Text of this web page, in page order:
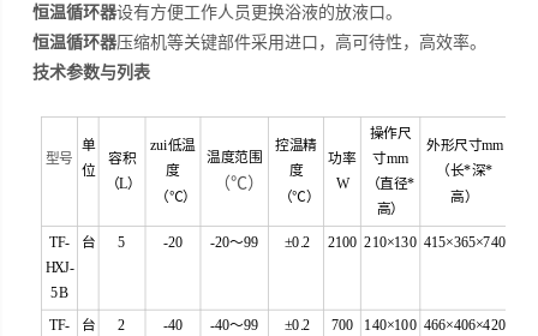
恒温循环器设有方便工作人员更换浴液的放液口。
恒温循环器压缩机等关键部件采用进口，高可待性，高效率。
技术参数与列表
型号
单
位
容积
（L）
zui低温
度
（℃）
温度范围
（℃）
控温精
度
（℃）
功率
W
操作尺
寸mm
（直径*
高）
外形尺寸mm
（长*深*
高）
TF-
HXJ-
5B
台 5 -20 -20～99 ±0.2 2100 210×130 415×365×740
TF- 台 2 -40 -40～99 ±0.2 700 140×100 466×406×420